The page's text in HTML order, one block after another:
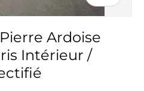
Ardoise
Intérieur /